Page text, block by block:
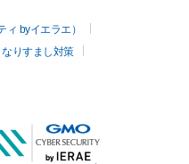
byイエラエ）
なりすまし対策